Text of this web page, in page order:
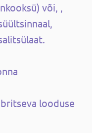
või, ,
looduse